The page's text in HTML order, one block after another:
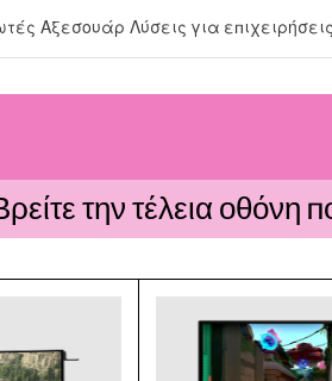
Αξεσουάρ Λύσεις για επιχειρήσεις
την τέλεια οθόνη